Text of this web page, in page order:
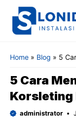
content
Home » Blog » 5
5 Cara
administrator